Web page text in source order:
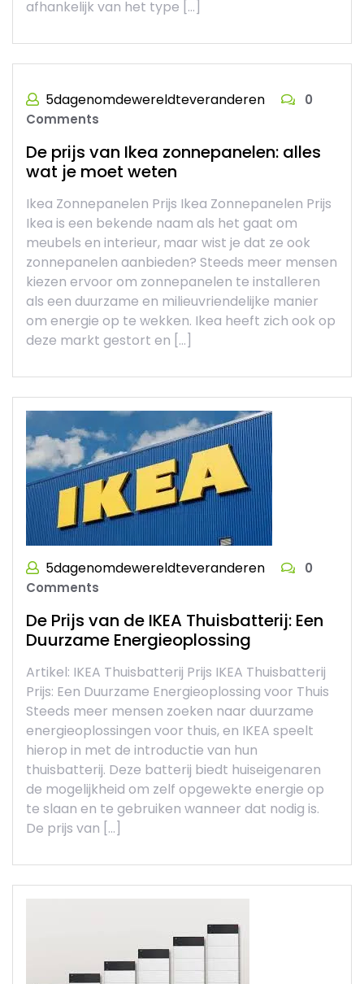
afhankelijk van het type […]
5dagenomdewereldteveranderen
0
Comments
De prijs van Ikea zonnepanelen: alles
wat je moet weten
Ikea Zonnepanelen Prijs Ikea Zonnepanelen Prijs
Ikea is een bekende naam als het gaat om
meubels en interieur, maar wist je dat ze ook
zonnepanelen aanbieden? Steeds meer mensen
kiezen ervoor om zonnepanelen te installeren
als een duurzame en milieuvriendelijke manier
om energie op te wekken. Ikea heeft zich ook op
deze markt gestort en […]
5dagenomdewereldteveranderen
0
Comments
De Prijs van de IKEA Thuisbatterij: Een
Duurzame Energieoplossing
Artikel: IKEA Thuisbatterij Prijs IKEA Thuisbatterij
Prijs: Een Duurzame Energieoplossing voor Thuis
Steeds meer mensen zoeken naar duurzame
energieoplossingen voor thuis, en IKEA speelt
hierop in met de introductie van hun
thuisbatterij. Deze batterij biedt huiseigenaren
de mogelijkheid om zelf opgewekte energie op
te slaan en te gebruiken wanneer dat nodig is.
De prijs van […]